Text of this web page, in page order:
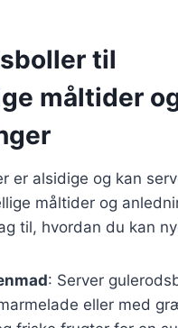
til
måltider
er alsidige og kan
måltider og
til, hvordan du kan
: Server
eller med